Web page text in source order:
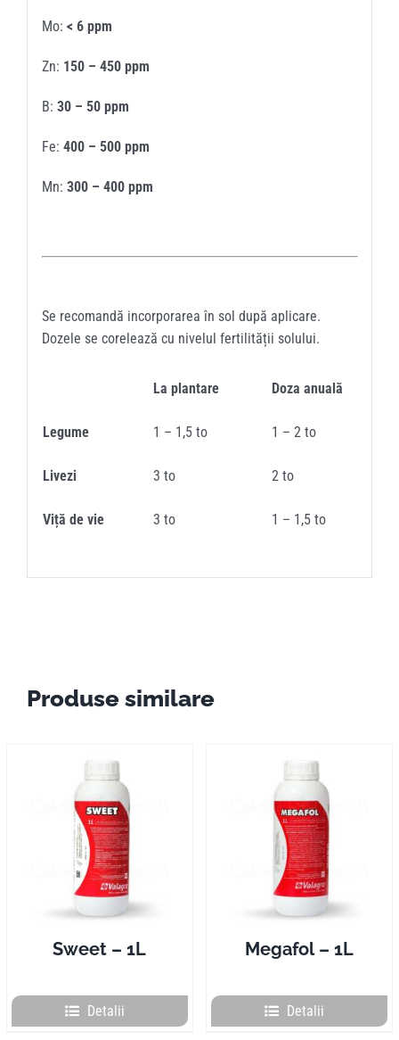
Mo: < 6 ppm
Zn: 150 – 450 ppm
B: 30 – 50 ppm
Fe: 400 – 500 ppm
Mn: 300 – 400 ppm
Se recomandă incorporarea în sol după aplicare.
Dozele se corelează cu nivelul fertilității solului.
La plantare Doza anuală
Legume 1 – 1,5 to 1 – 2 to
Livezi 3 to 2 to
Viță de vie 3 to 1 – 1,5 to
Produse similare
Sweet – 1L
Detalii
Megafol – 1L
Detalii